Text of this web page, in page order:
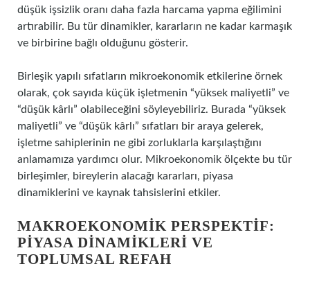
düşük işsizlik oranı daha fazla harcama yapma eğilimini
artırabilir. Bu tür dinamikler, kararların ne kadar karmaşık
ve birbirine bağlı olduğunu gösterir.
Birleşik yapılı sıfatların mikroekonomik etkilerine örnek
olarak, çok sayıda küçük işletmenin “yüksek maliyetli” ve
“düşük kârlı” olabileceğini söyleyebiliriz. Burada “yüksek
maliyetli” ve “düşük kârlı” sıfatları bir araya gelerek,
işletme sahiplerinin ne gibi zorluklarla karşılaştığını
anlamamıza yardımcı olur. Mikroekonomik ölçekte bu tür
birleşimler, bireylerin alacağı kararları, piyasa
dinamiklerini ve kaynak tahsislerini etkiler.
MAKROEKONOMIK PERSPEKTIF:
PIYASA DINAMIKLERI VE
TOPLUMSAL REFAH